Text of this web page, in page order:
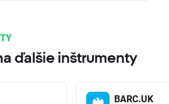
ďalšie inštrumenty
BARC.UK